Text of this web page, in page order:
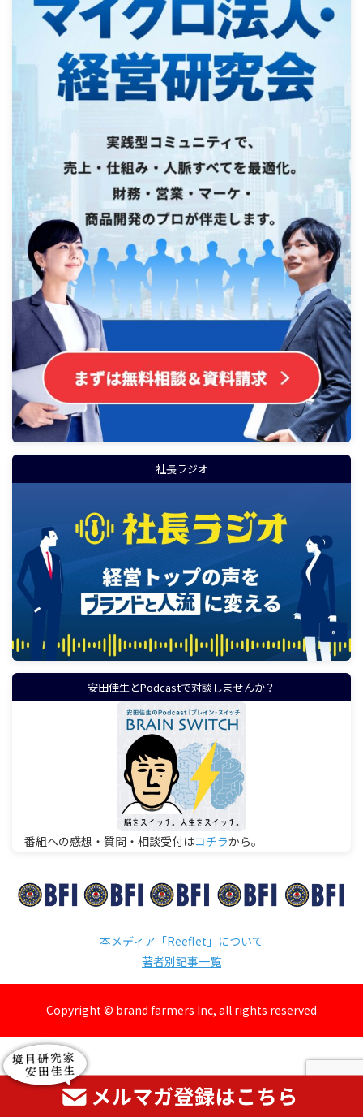
社長ラジオ
安田佳生とPodcastで対談しませんか？
番組への感想・質問・相談受付はコチラから。
本メディア「Reeflet」について
著者別記事一覧
Copyright © brand farmers Inc, all rights reserved